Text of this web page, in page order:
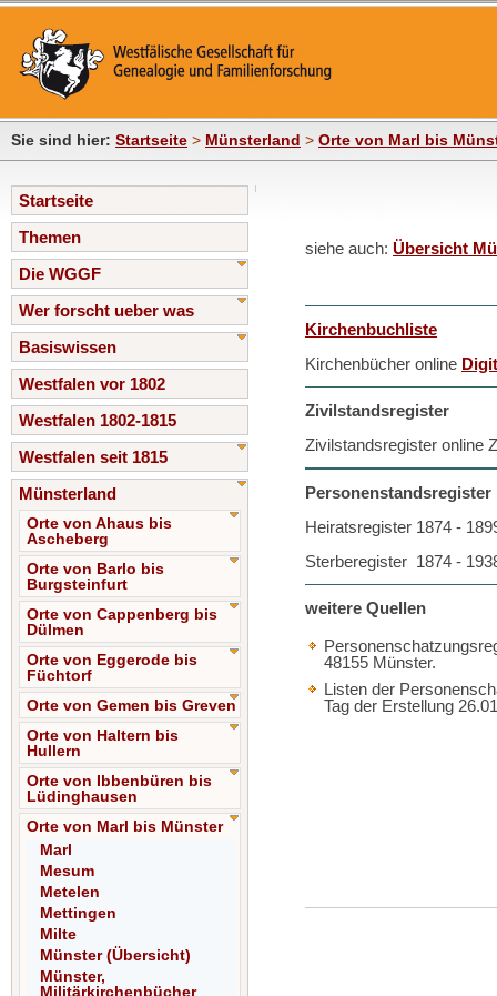
Sie sind hier: Startseite > Münsterland > Orte von Marl bis
Startseite
Themen
Die WGGF
Wer forscht ueber was
Basiswissen
Westfalen vor 1802
Westfalen 1802-1815
Westfalen seit 1815
Münsterland
Orte von Ahaus bis
Ascheberg
Orte von Barlo bis
Burgsteinfurt
Orte von Cappenberg bis
Dülmen
Orte von Eggerode bis
Füchtorf
Orte von Gemen bis Greven
Orte von Haltern bis
Hullern
Orte von Ibbenbüren bis
Lüdinghausen
Orte von Marl bis Münster
Marl
Mesum
Metelen
Mettingen
Milte
Münster (Übersicht)
Münster,
Militärkirchenbücher
siehe auch: Übersicht
Kirchenbuchliste
Kirchenbücher online
Zivilstandsregister
Zivilstandsregister online
Personenstandsregister
Heiratsregister 1874 -
Sterberegister 1874 -
weitere Quellen
48155 Münster.
Listen der
Tag der Erstellung